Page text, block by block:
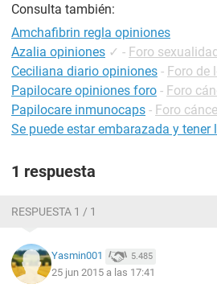
Consulta también:
Amchafibrin regla opiniones
Azalia opiniones ✓ - Foro
Ceciliana diario opiniones - Foro de
Papilocare opiniones foro - Foro
Papilocare inmunocaps - Foro
Se puede estar embarazada y tener
1 respuesta
RESPUESTA 1 / 1
Yasmin001 5.485
25 jun 2015 a las 17:41